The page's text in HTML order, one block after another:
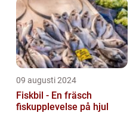
09 augusti 2024
Fiskbil - En fräsch
fiskupplevelse på hjul